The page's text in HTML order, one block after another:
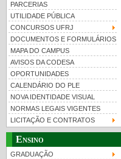
PARCERIAS
UTILIDADE PÚBLICA
CONCURSOS UFRJ
DOCUMENTOS E FORMULÁRIOS
MAPA DO CAMPUS
AVISOS DA CODESA
OPORTUNIDADES
CALENDÁRIO DO PLE
NOVA IDENTIDADE VISUAL
NORMAS LEGAIS VIGENTES
LICITAÇÃO E CONTRATOS
Ensino
GRADUAÇÃO
UFRJ 100 anos